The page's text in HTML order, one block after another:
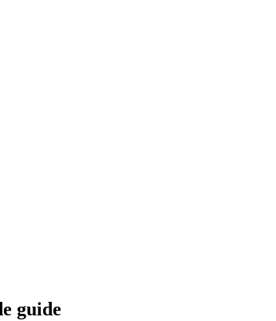
guide